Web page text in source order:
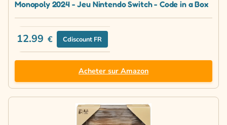
Monopoly 2024 - Jeu Nintendo Switch - Code in a Box
12.99 € Cdiscount FR
Acheter sur Amazon